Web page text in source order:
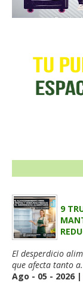
9
El desperdicio
que afecta tanto
Ago - 05 - 2026 |